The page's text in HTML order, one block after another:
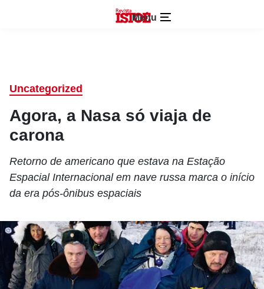
Menu
Uncategorized
Agora, a Nasa só viaja de
carona
Retorno de americano que estava na Estação
Espacial Internacional em nave russa marca o início
da era pós-ônibus espaciais